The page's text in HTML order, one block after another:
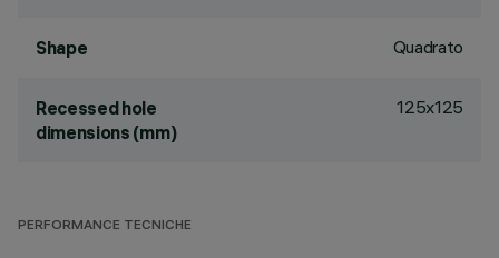
Shape Quadrato
Recessed hole
dimensions (mm)
125x125
PERFORMANCE TECNICHE